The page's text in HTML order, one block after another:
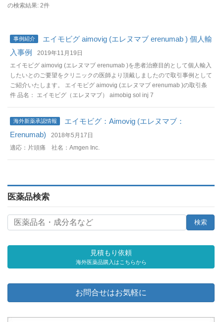
の検索結果: 2件
事例紹介
エイモビグ aimovig (エレヌマブ erenumab ) 個人輸
入事例
2019年11月19日
エイモビグ aimovig (エレヌマブ erenumab )を患者治療目的として個人輸入
したいとのご要望をクリニックの医師より頂戴しましたので取引事例として
ご紹介いたします。 エイモビグ aimovig (エレヌマブ erenumab )の取引条
件 品名： エイモビグ（エレヌマブ） aimobig sol inj 7
海外新薬承認情報
エイモビグ：Aimovig (エレヌマブ：
Erenumab)
2018年5月17日
適応：片頭痛 社名：Amgen Inc.
医薬品検索
見積もり依頼
海外医薬品購入はこちらから
お問合せはお気軽に